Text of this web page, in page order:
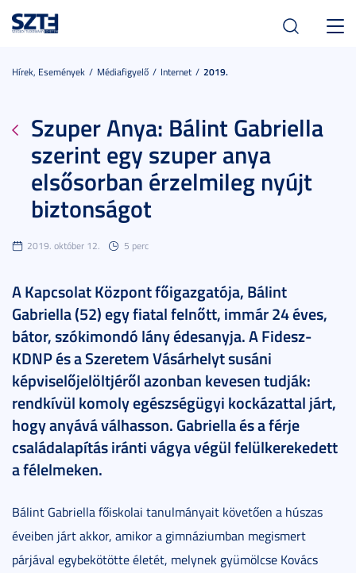
Hírek, Események Médiafigyelő Internet 2019.
Szuper Anya: Bálint Gabriella
szerint egy szuper anya
elsősorban érzelmileg nyújt
biztonságot
2019. október 12. 5 perc
A Kapcsolat Központ főigazgatója, Bálint
Gabriella (52) egy fiatal felnőtt, immár 24 éves,
bátor, szókimondó lány édesanyja. A Fidesz-
KDNP és a Szeretem Vásárhelyt susáni
képviselőjelöltjéről azonban kevesen tudják:
rendkívül komoly egészségügyi kockázattal járt,
hogy anyává válhasson. Gabriella és a férje
családalapítás iránti vágya végül felülkerekedett
a félelmeken.
Bálint Gabriella főiskolai tanulmányait követően a húszas
éveiben járt akkor, amikor a gimnáziumban megismert
párjával egybekötötte életét, melynek gyümölcse Kovács